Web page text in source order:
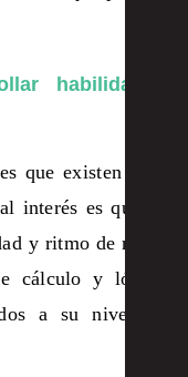
habilidades
que existen para
interés es que se
y ritmo de niñas
cálculo y lógica
a su nivel de